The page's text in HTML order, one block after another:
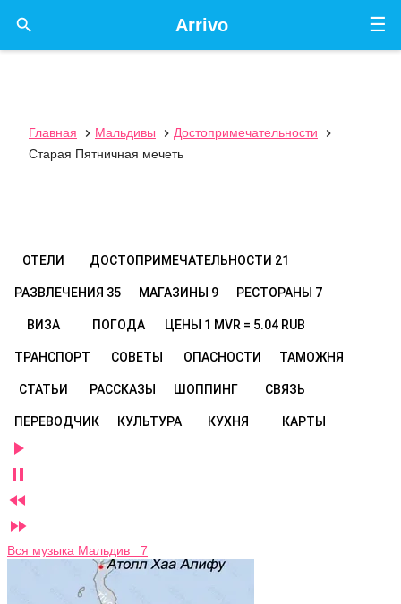
☰
Arrivo

Главная  Мальдивы  Достопримечательности

Старая Пятничная мечеть
ОТЕЛИ ДОСТОПРИМЕЧАТЕЛЬНОСТИ 21
РАЗВЛЕЧЕНИЯ 35 МАГАЗИНЫ 9 РЕСТОРАНЫ 7
ВИЗА ПОГОДА ЦЕНЫ 1 MVR = 5.04 RUB
ТРАНСПОРТ СОВЕТЫ ОПАСНОСТИ ТАМОЖНЯ
СТАТЬИ РАССКАЗЫ ШОППИНГ СВЯЗЬ
ПЕРЕВОДЧИК КУЛЬТУРА КУХНЯ КАРТЫ




Вся музыка Мальдив 7